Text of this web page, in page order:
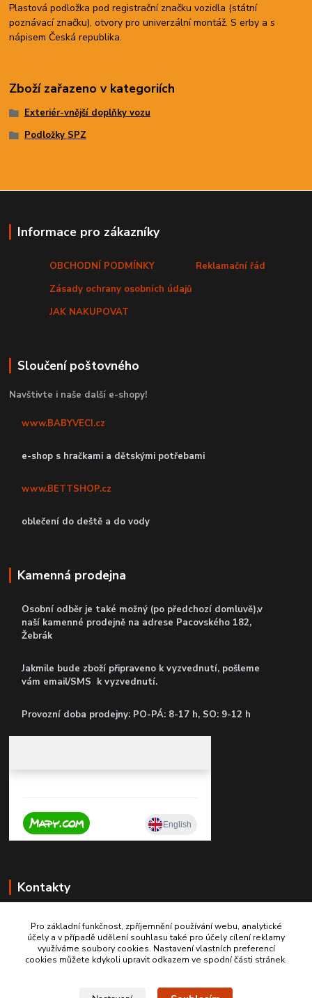
Plastová podložka pod registrační značku vozidla (státní
poznávací značku), otvory pro univerzální montáž. S erby a s
nápisem Česká republika.
Zboží zařazeno v kategoriích
Exteriér-vnější doplňky vozu
Podložky SPZ
Informace pro zákazníky
OBCHODNÍ PODMÍNKY
Reklamační řád
Zásady ochrany osobních údajů
JAK NAKUPOVAT
Sloučení poštovného
Navštivte i naše další e-shopy!
www.BABYVECI.cz
e-shop s hračkami a dětskými potřebami
www.BETTSHOP.cz
oblečení do deště a do vody
Kamenná prodejna
Osobní odběr je také možný (po předchozí domluvě),v
naší kamenné prodejně na adrese Pacovského 182,
Žebrák
Jakmile bude zboží připraveno k vyzvednutí, pošleme
vám email/SMS k vyzvednutí.
Provozní doba prodejny: PO-PÁ: 8-17 h, SO: 9-12 h
Kontakty
+420 603467970
Pro základní funkčnost, zpříjemnění používání webu, analytické
účely a v případě udělení souhlasu také pro účely cílení reklamy
využíváme soubory cookies. Nastavení vlastních preferencí
cookies můžete kdykoli upravit odkazem ve spodní části stránek.